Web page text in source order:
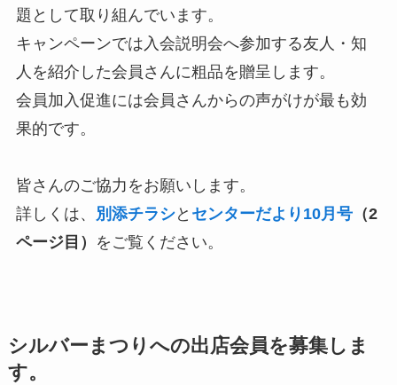
題として取り組んでいます。
キャンペーンでは入会説明会へ参加する友人・知
人を紹介した会員さんに粗品を贈呈します。
会員加入促進には会員さんからの声がけが最も効
果的です。
皆さんのご協力をお願いします。
詳しくは、
別添チラシと センターだより10月号（2
ページ目）
をご覧ください。
シルバーまつりへの出店会員を募集しま
す。